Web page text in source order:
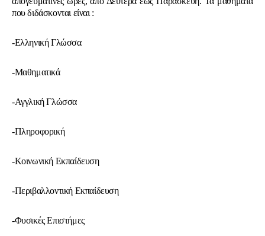
που διδάσκονται είναι :
-Ελληνική Γλώσσα
-Μαθηματικά
-Αγγλική Γλώσσα
-Πληροφορική
-Κοινωνική Εκπαίδευση
-Περιβαλλοντική Εκπαίδευση
-Φυσικές Επιστήμες